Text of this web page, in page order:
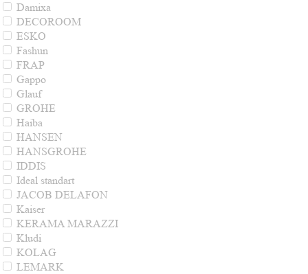
Damixa
DECOROOM
ESKO
Fashun
FRAP
Gappo
Glauf
GROHE
Haiba
HANSEN
HANSGROHE
IDDIS
Ideal standart
JACOB DELAFON
Kaiser
KERAMA MARAZZI
Kludi
KOLAG
LEMARK